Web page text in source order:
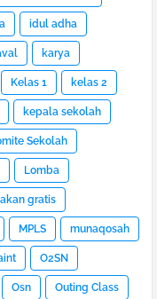
idul adha
karya
Kelas 1 kelas 2
kepala sekolah
Sekolah
Lomba
gratis
MPLS munaqosah
O2SN
Osn Outing Class